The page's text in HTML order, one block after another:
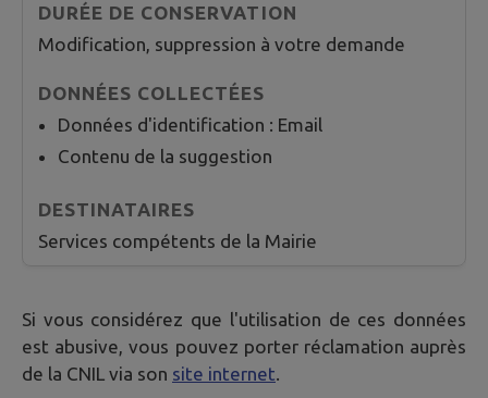
Modification, suppression à votre demande
Données d'identification : Email
Contenu de la suggestion
Services compétents de la Mairie
Si vous considérez que l'utilisation de ces données
est abusive, vous pouvez porter réclamation auprès
de la CNIL via son site internet.